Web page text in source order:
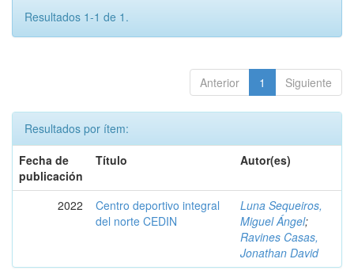
Resultados 1-1 de 1.
Anterior 1 Siguiente
Resultados por ítem:
Fecha de
publicación
Título Autor(es)
2022
Centro deportivo integral
del norte CEDIN
Luna Sequeiros,
Miguel Ángel;
Ravines Casas,
Jonathan David